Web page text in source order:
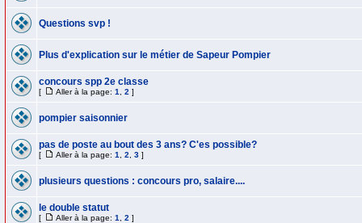
Questions svp !
Plus d'explication sur le métier de Sapeur Pompier
concours spp 2e classe
[ Aller à la page: 1 2 ]
pompier saisonnier
pas de poste au bout des 3 ans? C'es possible?
[ Aller à la page: 1 2 3 ]
plusieurs questions : concours pro, salaire....
le double statut
[ Aller à la page: 1 2 ]